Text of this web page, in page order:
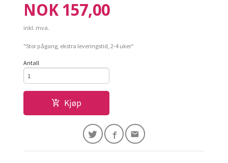
Pris
NOK 157,00
inkl. mva.
"Stor pågang, ekstra leveringstid, 2-4 uker"
Antall
Kjøp